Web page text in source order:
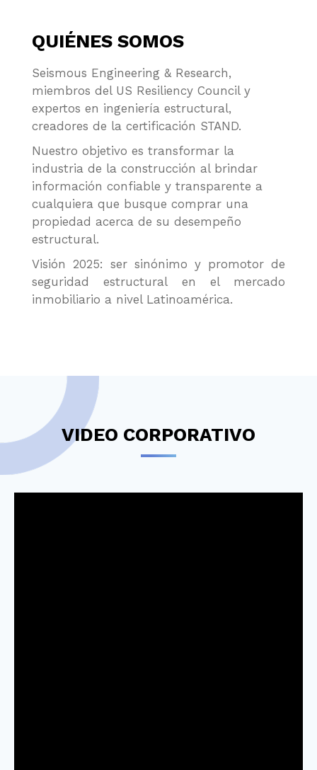
QUIÉNES SOMOS
Seismous Engineering & Research,
miembros del US Resiliency Council y
expertos en ingeniería estructural,
creadores de la certificación STAND.
Nuestro objetivo es transformar la
industria de la construcción al brindar
información confiable y transparente a
cualquiera que busque comprar una
propiedad acerca de su desempeño
estructural.
Visión 2025: ser sinónimo y promotor de
seguridad estructural en el mercado
inmobiliario a nivel Latinoamérica.
VIDEO CORPORATIVO